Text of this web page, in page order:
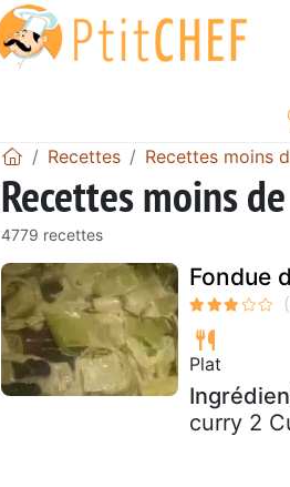
Recettes Recettes moins
Recettes moins
4779 recettes
Fondue
Plat
curry 2